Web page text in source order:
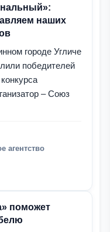
наших
городе Угличе
победителей
– Союз
агентство
поможет